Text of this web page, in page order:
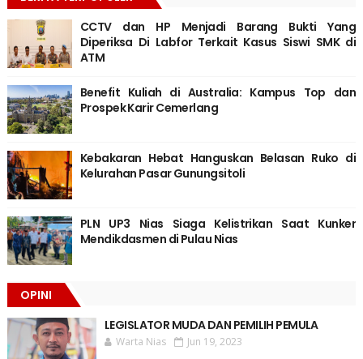
CCTV dan HP Menjadi Barang Bukti Yang
Diperiksa Di Labfor Terkait Kasus Siswi SMK di
ATM
Benefit Kuliah di Australia: Kampus Top dan
Prospek Karir Cemerlang
Kebakaran Hebat Hanguskan Belasan Ruko di
Kelurahan Pasar Gunungsitoli
PLN UP3 Nias Siaga Kelistrikan Saat Kunker
Mendikdasmen di Pulau Nias
OPINI
LEGISLATOR MUDA DAN PEMILIH PEMULA
Warta Nias Jun 19, 2023